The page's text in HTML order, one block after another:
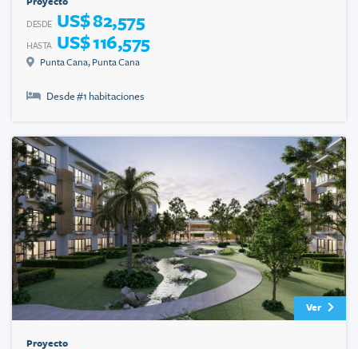
DESDE US$ 82,575
HASTA US$ 116,575
Punta Cana, Punta Cana
Desde #1 habitaciones
Ver
Proyecto